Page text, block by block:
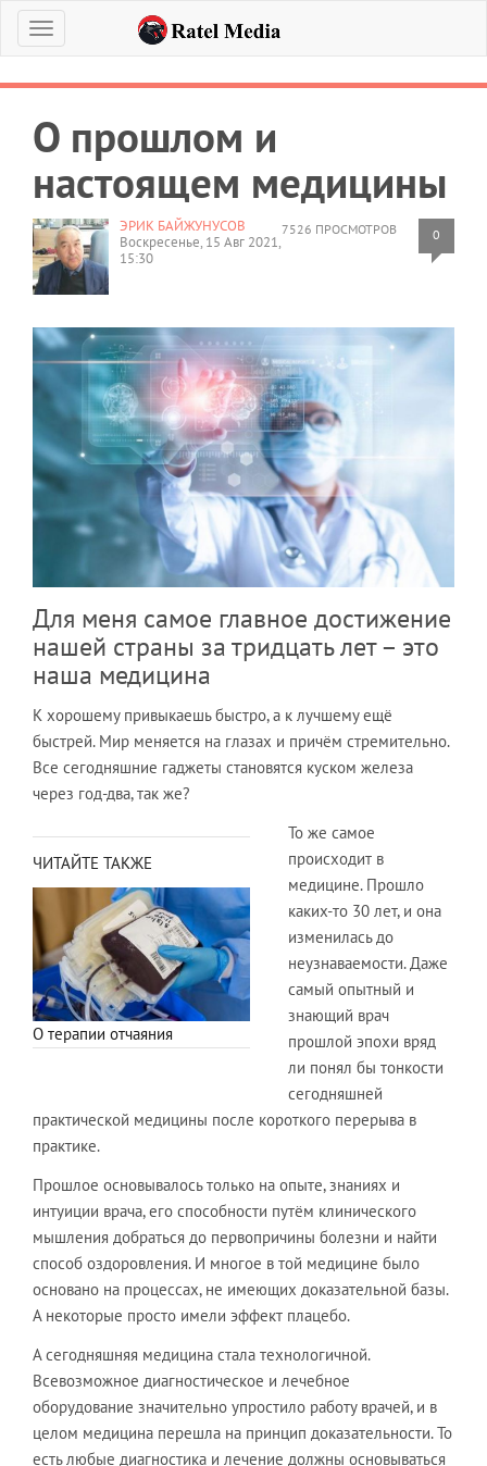
Меню
О прошлом и
настоящем медицины
7526 ПРОСМОТРОВ 0
ЭРИК БАЙЖУНУСОВ
Воскресенье, 15 Авг 2021,
15:30
Для меня самое главное достижение
нашей страны за тридцать лет – это
наша медицина
К хорошему привыкаешь быстро, а к лучшему ещё
быстрей. Мир меняется на глазах и причём стремительно.
Все сегодняшние гаджеты становятся куском железа
через год-два, так же?
ЧИТАЙТЕ ТАКЖЕ
О терапии отчаяния
То же самое
происходит в
медицине. Прошло
каких-то 30 лет, и она
изменилась до
неузнаваемости. Даже
самый опытный и
знающий врач
прошлой эпохи вряд
ли понял бы тонкости
сегодняшней
практической медицины после короткого перерыва в
практике.
Прошлое основывалось только на опыте, знаниях и
интуиции врача, его способности путём клинического
мышления добраться до первопричины болезни и найти
способ оздоровления. И многое в той медицине было
основано на процессах, не имеющих доказательной базы.
А некоторые просто имели эффект плацебо.
А сегодняшняя медицина стала технологичной.
Всевозможное диагностическое и лечебное
оборудование значительно упростило работу врачей, и в
целом медицина перешла на принцип доказательности. То
есть любые диагностика и лечение должны основываться